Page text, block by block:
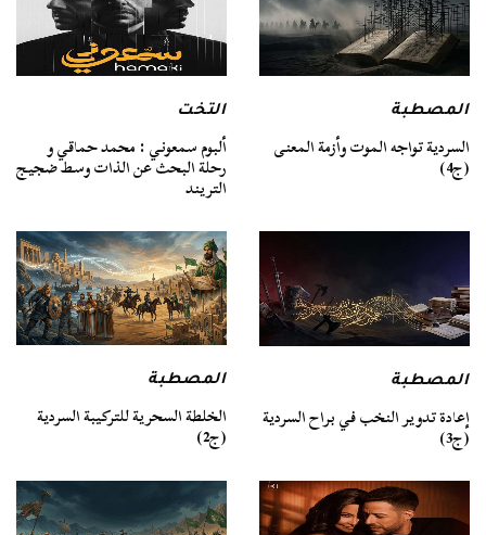
المصطبة
السردية تواجه الموت وأزمة المعنى
(ج4)
التخت
ألبوم سمعوني : محمد حماقي و
رحلة البحث عن الذات وسط ضجيج
التريند
المصطبة
إعادة تدوير النخب في براح السردية
(ج3)
المصطبة
الخلطة السحرية للتركيبة السردية
(ج2)